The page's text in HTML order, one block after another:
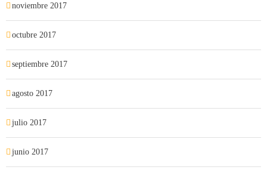
noviembre 2017
octubre 2017
septiembre 2017
agosto 2017
julio 2017
junio 2017